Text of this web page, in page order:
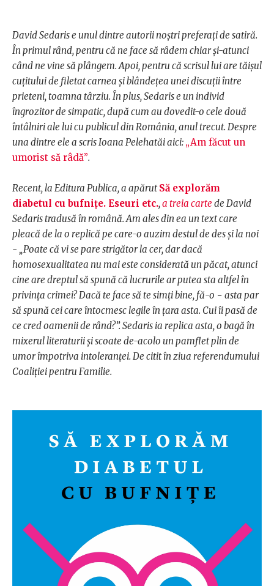
David Sedaris e unul dintre autorii noștri preferați de satiră.
În primul rând, pentru că ne face să râdem chiar și-atunci
când ne vine să plângem. Apoi, pentru că scrisul lui are tăișul
cuțitului de filetat carnea și blândețea unei discuții între
prieteni, toamna târziu. În plus, Sedaris e un individ
îngrozitor de simpatic, după cum au dovedit-o cele două
întâlniri ale lui cu publicul din România, anul trecut. Despre
una dintre ele a scris Ioana Pelehatăi aici: „Am făcut un
umorist să râdă”.
Recent, la Editura Publica, a apărutSă explorăm
diabetul cu bufnițe. Eseuri etc.,a treia carte de David
Sedaris tradusă în română. Am ales din ea un text care
pleacă de la o replică pe care-o auzim destul de des și la noi
- „Poate că vi se pare strigător la cer, dar dacă
homosexualitatea nu mai este considerată un păcat, atunci
cine are dreptul să spună că lucrurile ar putea sta altfel în
privința crimei? Dacă te face să te simți bine, fă-o − asta par
să spună cei care întocmesc legile în țara asta. Cui îi pasă de
ce cred oamenii de rând?”. Sedaris ia replica asta, o bagă în
mixerul literaturii și scoate de-acolo un pamflet plin de
umor împotriva intoleranței. De citit în ziua referendumului
Coaliției pentru Familie.